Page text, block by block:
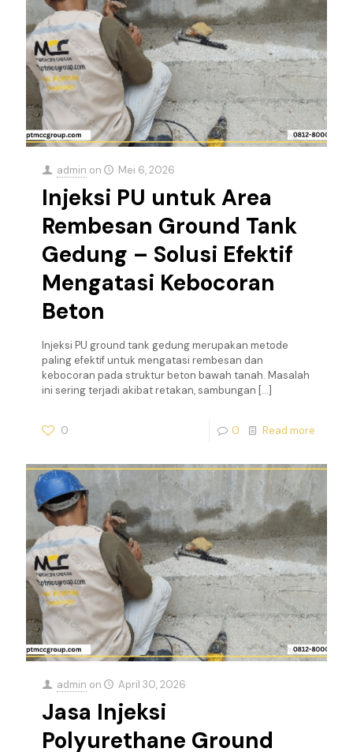
admin on Mei 6, 2026
Injeksi PU untuk Area
Rembesan Ground Tank
Gedung – Solusi Efektif
Mengatasi Kebocoran
Beton
Injeksi PU ground tank gedung merupakan metode
paling efektif untuk mengatasi rembesan dan
kebocoran pada struktur beton bawah tanah. Masalah
ini sering terjadi akibat retakan, sambungan […]
0 0 Read more
admin on April 30, 2026
Jasa Injeksi
Polyurethane Ground